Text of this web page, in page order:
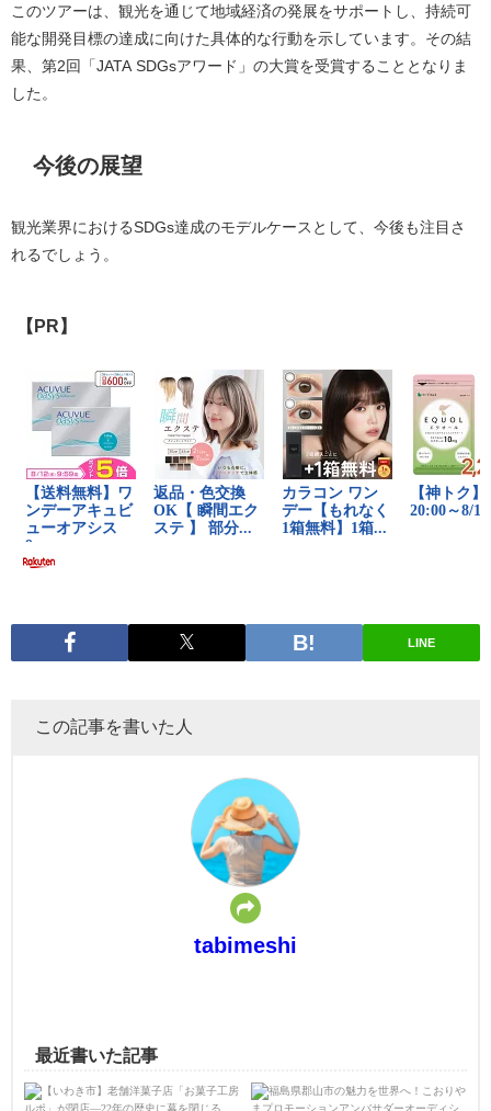
このツアーは、観光を通じて地域経済の発展をサポートし、持続可
能な開発目標の達成に向けた具体的な行動を示しています。その結
果、第2回「JATA SDGsアワード」の大賞を受賞することとなりま
した。
今後の展望
観光業界におけるSDGs達成のモデルケースとして、今後も注目さ
れるでしょう。
【PR】
LINE
この記事を書いた人
tabimeshi
最近書いた記事